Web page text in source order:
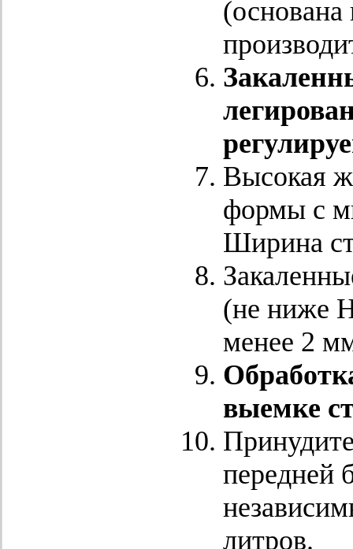
Высокая
формы с
Ширина
(не ниже
менее 2
выемке
передней
литров.